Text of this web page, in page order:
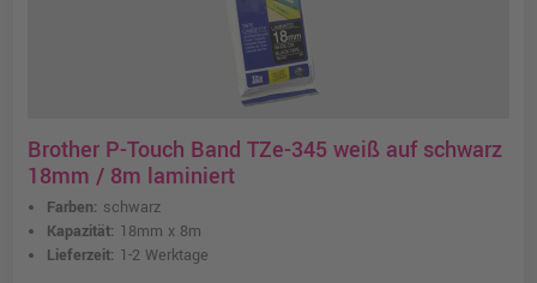
Brother P-Touch Band TZe-345 weiß auf schwarz
18mm / 8m laminiert
Farben: schwarz
Kapazität: 18mm x 8m
Lieferzeit: 1-2 Werktage